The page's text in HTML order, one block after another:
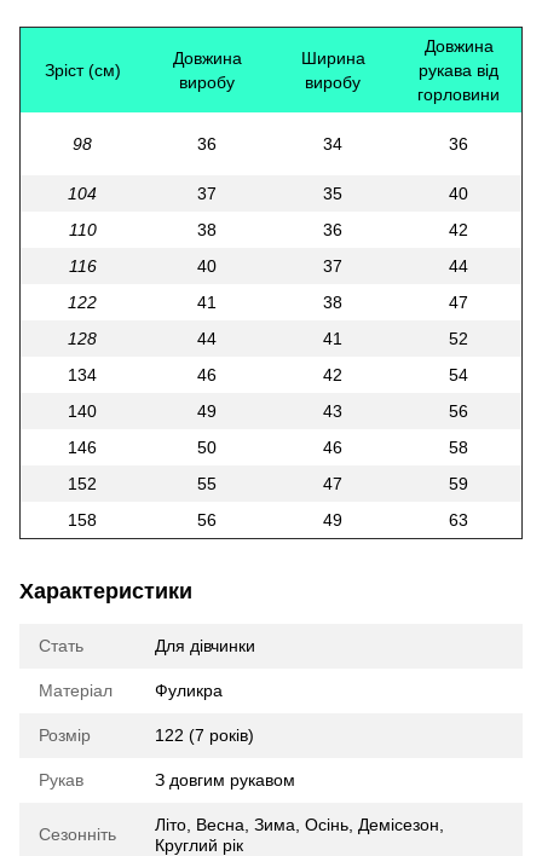
Зріст (см)
Довжина
виробу
Ширина
виробу
Довжина
рукава від
горловини
98 36 34 36
104 37 35
40
110
38 36
42
116
40 37
44
122
41 38
47
128
44 41
52
134
46 42
54
140
49 43
56
146
50 46
58
152
55 47
59
158
56 49 63
Характеристики
Стать Для дівчинки
Матеріал Фуликра
Розмір 122 (7 років)
Рукав З довгим рукавом
Сезонніть Літо Весна Зима Осінь Демісезон
Круглий рік